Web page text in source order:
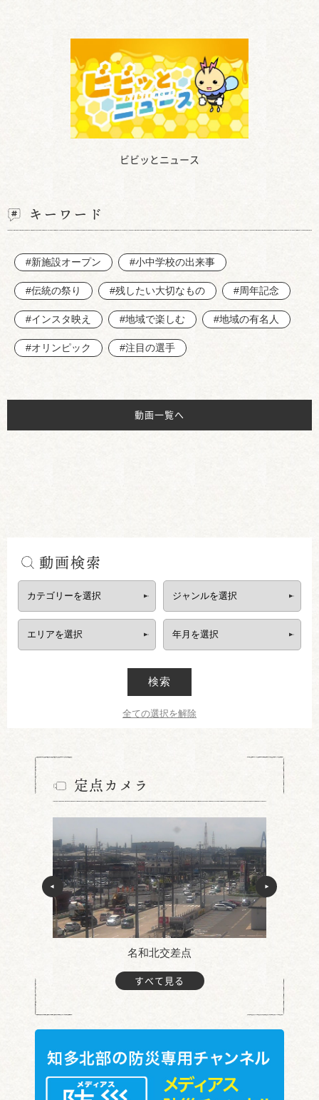
ビビッとニュース
キーワード
#新施設オープン #小中学校の出来事
#伝統の祭り #残したい大切なもの #周年記念
#インスタ映え #地域で楽しむ #地域の有名人
#オリンピック #注目の選手
動画一覧へ
動画検索
検索
全ての選択を解除
定点カメラ
名和北交差点
すべて見る